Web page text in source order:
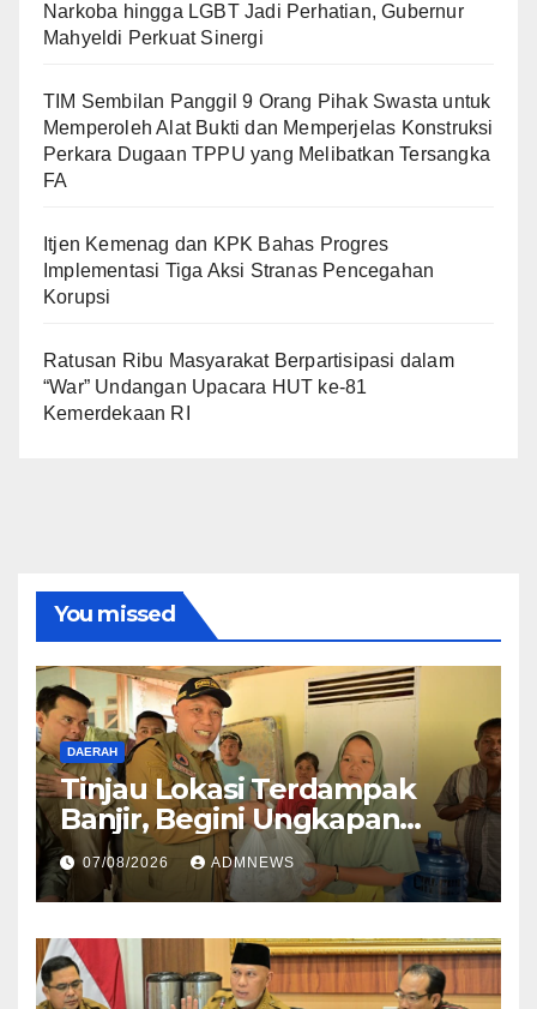
Narkoba hingga LGBT Jadi Perhatian, Gubernur
Mahyeldi Perkuat Sinergi
TIM Sembilan Panggil 9 Orang Pihak Swasta untuk
Memperoleh Alat Bukti dan Memperjelas Konstruksi
Perkara Dugaan TPPU yang Melibatkan Tersangka
FA
Itjen Kemenag dan KPK Bahas Progres
Implementasi Tiga Aksi Stranas Pencegahan
Korupsi
Ratusan Ribu Masyarakat Berpartisipasi dalam
“War” Undangan Upacara HUT ke-81
Kemerdekaan RI
You missed
DAERAH
Tinjau Lokasi Terdampak
Banjir, Begini Ungkapan
Mahyeldi
07/08/2026 ADMNEWS